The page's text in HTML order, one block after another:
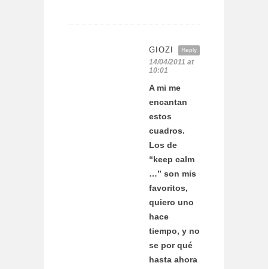
Reply
GIOZI
14/04/2011 at
10:01
A mi me
encantan
estos
cuadros.
Los de
“keep calm
…” son mis
favoritos,
quiero uno
hace
tiempo, y no
se por qué
hasta ahora